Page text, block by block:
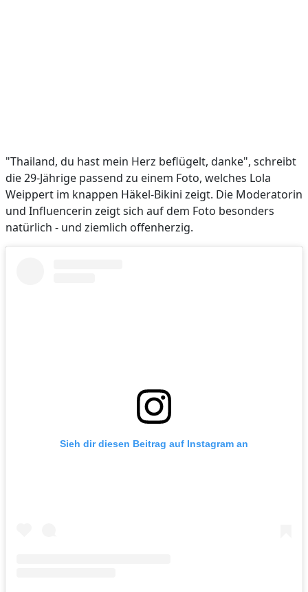
"Thailand, du hast mein Herz beflügelt, danke", schreibt
die 29-Jährige passend zu einem Foto, welches Lola
Weippert im knappen Häkel-Bikini zeigt. Die Moderatorin
und Influencerin zeigt sich auf dem Foto besonders
natürlich - und ziemlich offenherzig.
Sieh dir diesen Beitrag auf Instagram an